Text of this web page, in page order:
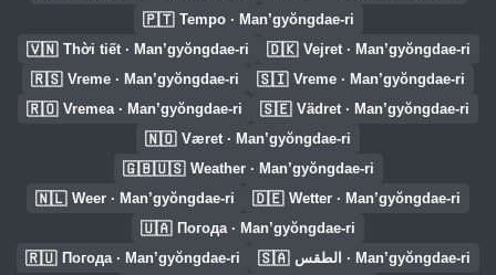
🇵🇹 Tempo · Man’gyŏngdae-ri
🇻🇳 Thời tiết · Man’gyŏngdae-ri 🇩🇰 Vejret · Man’gyŏngdae-ri
🇷🇸 Vreme · Man’gyŏngdae-ri 🇸🇮 Vreme · Man’gyŏngdae-ri
🇷🇴 Vremea · Man’gyŏngdae-ri 🇸🇪 Vädret · Man’gyŏngdae-ri
🇳🇴 Været · Man’gyŏngdae-ri
🇬🇧🇺🇸 Weather · Man’gyŏngdae-ri
🇳🇱 Weer · Man’gyŏngdae-ri 🇩🇪 Wetter · Man’gyŏngdae-ri
🇺🇦 Погода · Man’gyŏngdae-ri
🇷🇺 Погода · Man’gyŏngdae-ri 🇸🇦 الطقس · Man’gyŏngdae-ri